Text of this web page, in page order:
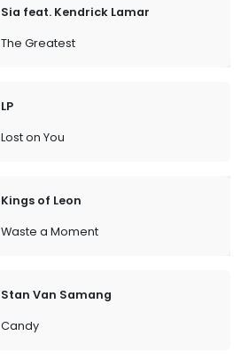
Sia feat. Kendrick Lamar
The Greatest
LP
Lost on You
Kings of Leon
Waste a Moment
Stan Van Samang
Candy